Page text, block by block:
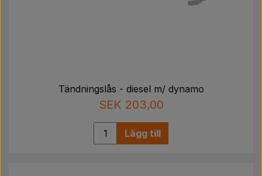
Tändningslås - diesel m/ dynamo
SEK 203,00
Lägg till